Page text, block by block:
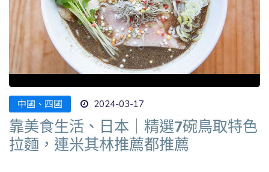
中國、四國 2024-03-17
靠美食生活、日本｜精選7碗鳥取特色
拉麵，連米其林推薦都推薦